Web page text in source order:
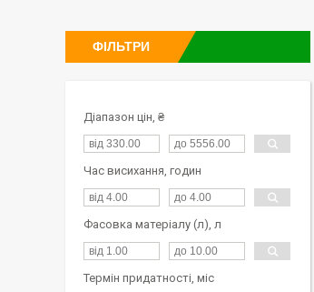
ФІЛЬТРИ
Діапазон цін, ₴
Час висихання, годин
Фасовка матеріалу (л), л
Термін придатності, міс